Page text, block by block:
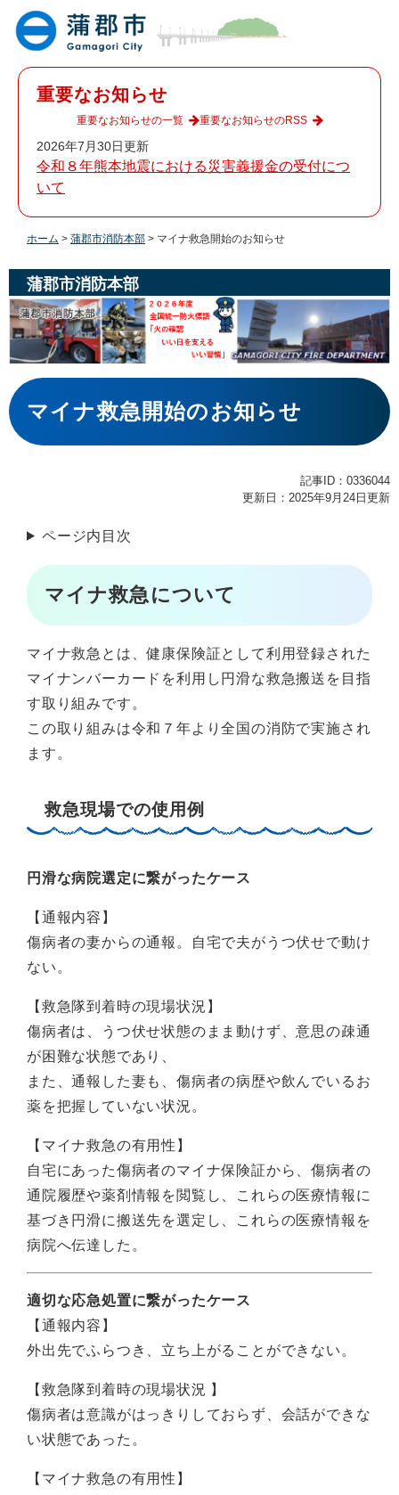
重要なお知らせ
2026年7月30日更新
令和８年熊本地震における災害義援金の受付につ
いて
重要なお知らせの一覧 重要なお知らせのRSS
ホーム > 蒲郡市消防本部 > マイナ救急開始のお知らせ
蒲郡市消防本部
本
文
マイナ救急開始のお知らせ
記事ID：0336044
更新日：2025年9月24日更新
ページ内目次
マイナ救急について
マイナ救急とは、健康保険証として利用登録された
マイナンバーカードを利用し円滑な救急搬送を目指
す取り組みです。
この取り組みは令和７年より全国の消防で実施され
ます。
救急現場での使用例
円滑な病院選定に繋がったケース
【通報内容】
傷病者の妻からの通報。自宅で夫がうつ伏せで動け
ない。
【救急隊到着時の現場状況】
傷病者は、うつ伏せ状態のまま動けず、意思の疎通
が困難な状態であり、
また、通報した妻も、傷病者の病歴や飲んでいるお
薬を把握していない状況。
【マイナ救急の有用性】
自宅にあった傷病者のマイナ保険証から、傷病者の
通院履歴や薬剤情報を閲覧し、これらの医療情報に
基づき円滑に搬送先を選定し、これらの医療情報を
病院へ伝達した。
適切な応急処置に繋がったケース
【通報内容】
外出先でふらつき、立ち上がることができない。
【救急隊到着時の現場状況 】
傷病者は意識がはっきりしておらず、会話ができな
い状態であった。
【マイナ救急の有用性】